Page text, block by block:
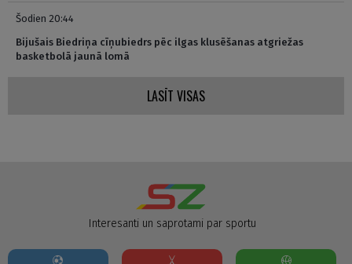
Šodien 20:44
Bijušais Biedriņa cīņubiedrs pēc ilgas klusēšanas atgriežas
basketbolā jaunā lomā
LASĪT VISAS
Interesanti un saprotami par sportu